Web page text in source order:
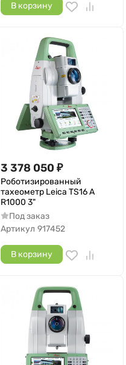
В корзину
3 378 050 ₽
Роботизированный
тахеометр Leica TS16 A
R1000 3"
Под заказ
Артикул 917452
В корзину